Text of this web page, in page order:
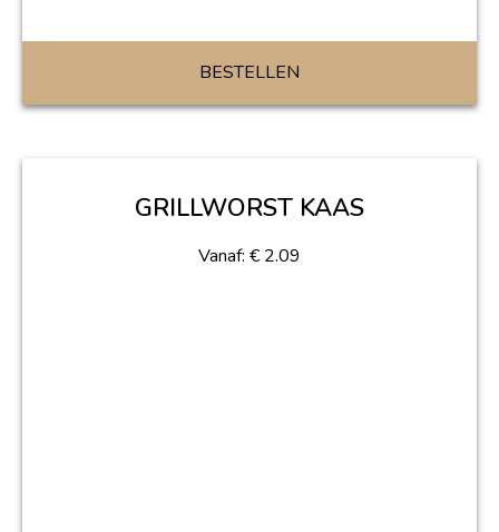
BESTELLEN
GRILLWORST KAAS
Vanaf: € 2.09